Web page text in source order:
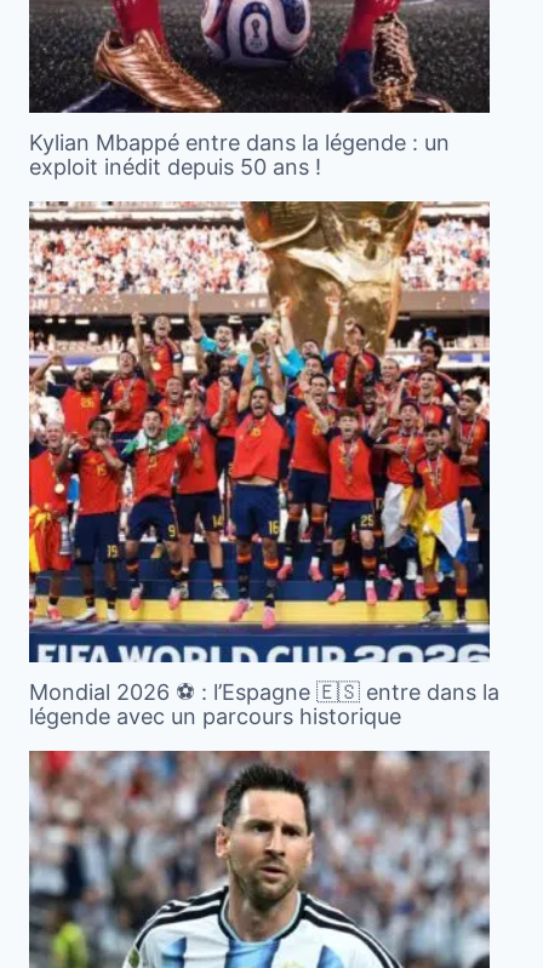
Kylian Mbappé entre dans la légende : un
exploit inédit depuis 50 ans !
Mondial 2026 ⚽️ : l’Espagne 🇪🇸 entre dans la
légende avec un parcours historique